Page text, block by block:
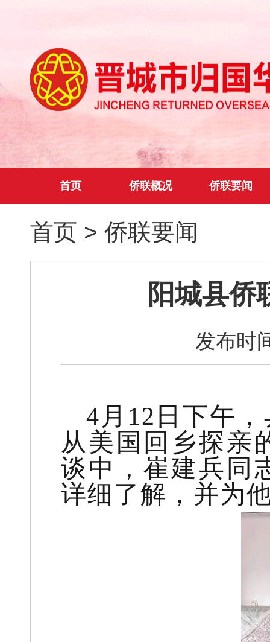
首页 侨联概况 侨联要闻
首页 > 侨联要闻
阳城县侨
发布时
4月12日下午
从美国回乡探亲
谈中，崔建兵同
详细了解，并为